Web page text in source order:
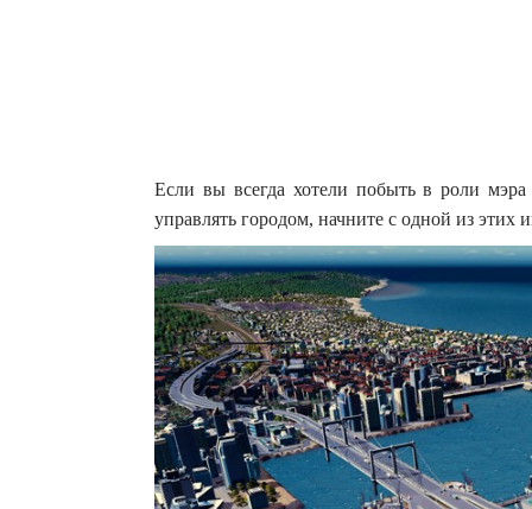
Если вы всегда хотели побыть в роли
управлять городом, начните с одной из этих